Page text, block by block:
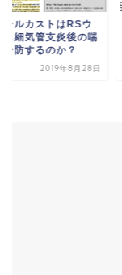
テルカストはRSウ
ス細気管支炎後の喘
予防するのか？
2019年8月28日